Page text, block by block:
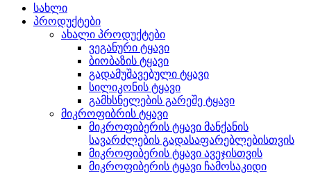
სახლი
პროდუქტები
ახალი პროდუქტები
ვეგანური ტყავი
ბიობაზის ტყავი
გადამუშავებული ტყავი
სილიკონის ტყავი
გამხსნელების გარეშე ტყავი
მიკროფიბრის ტყავი
მიკროფიბერის ტყავი მანქანის
სავარძლების გადასაფარებლებისთვის
მიკროფიბერის ტყავი ავეჯისთვის
მიკროფიბერის ტყავი ჩამოსაკიდი